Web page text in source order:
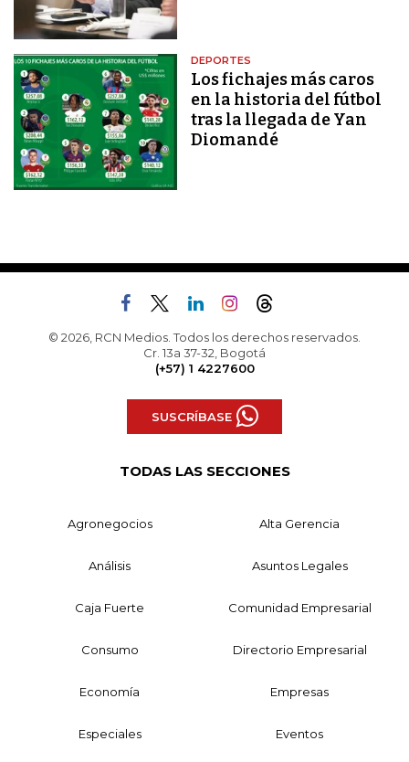
DEPORTES
Los fichajes más caros
en la historia del fútbol
tras la llegada de Yan
Diomandé
© 2026, RCN Medios. Todos los derechos reservados.
Cr. 13a 37-32, Bogotá
(+57) 1 4227600
SUSCRÍBASE
TODAS LAS SECCIONES
Agronegocios Alta Gerencia
Análisis Asuntos Legales
Caja Fuerte Comunidad Empresarial
Consumo Directorio Empresarial
Economía Empresas
Especiales Eventos